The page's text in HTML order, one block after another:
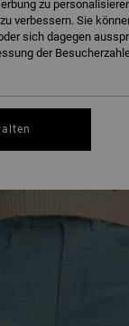
zu
verbessern. Sie
sich dagegen
der